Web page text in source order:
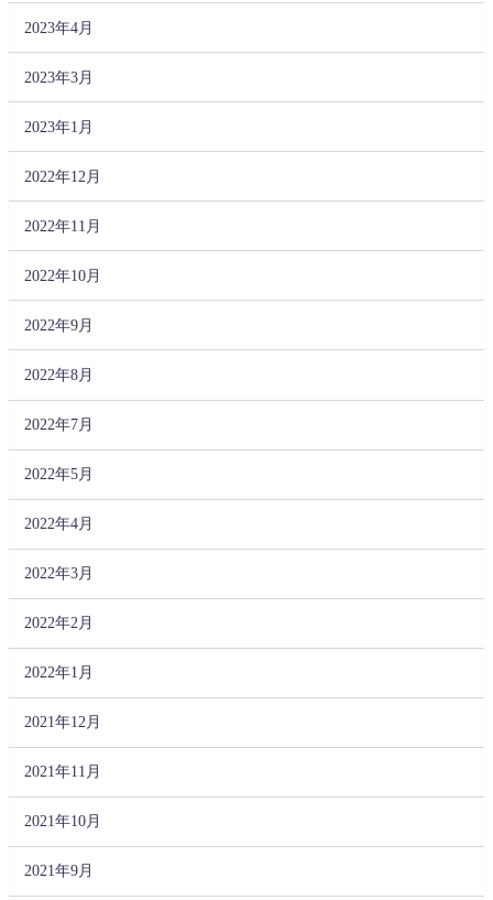
2023年4月
2023年3月
2023年1月
2022年12月
2022年11月
2022年10月
2022年9月
2022年8月
2022年7月
2022年5月
2022年4月
2022年3月
2022年2月
2022年1月
2021年12月
2021年11月
2021年10月
2021年9月